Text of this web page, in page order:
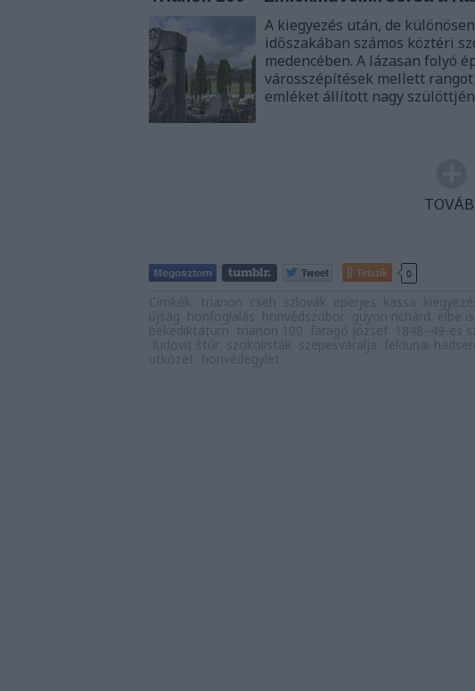
A kiegyezés után, de
időszakában számos köztéri
medencében. A lázasan folyó
városszépítések mellett
emléket állított nagy
Tetszik 0